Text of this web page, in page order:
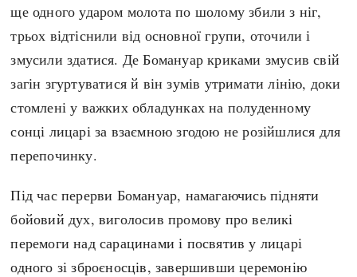
ще одного ударом молота по шолому збили з ніг,
трьох відтіснили від основної групи, оточили і
змусили здатися. Де Бомануар криками змусив свій
загін згуртуватися й він зумів утримати лінію, доки
стомлені у важких обладунках на полуденному
сонці лицарі за взаємною згодою не розійшлися для
перепочинку.
Під час перерви Бомануар, намагаючись підняти
бойовий дух, виголосив промову про великі
перемоги над сарацинами і посвятив у лицарі
одного зі зброєносців, завершивши церемонію